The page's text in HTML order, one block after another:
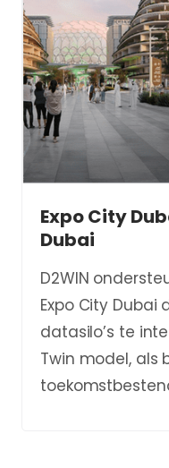
Expo City
Dubai
D2WIN
Expo City Dubai
datasilo’s te
Twin model, als